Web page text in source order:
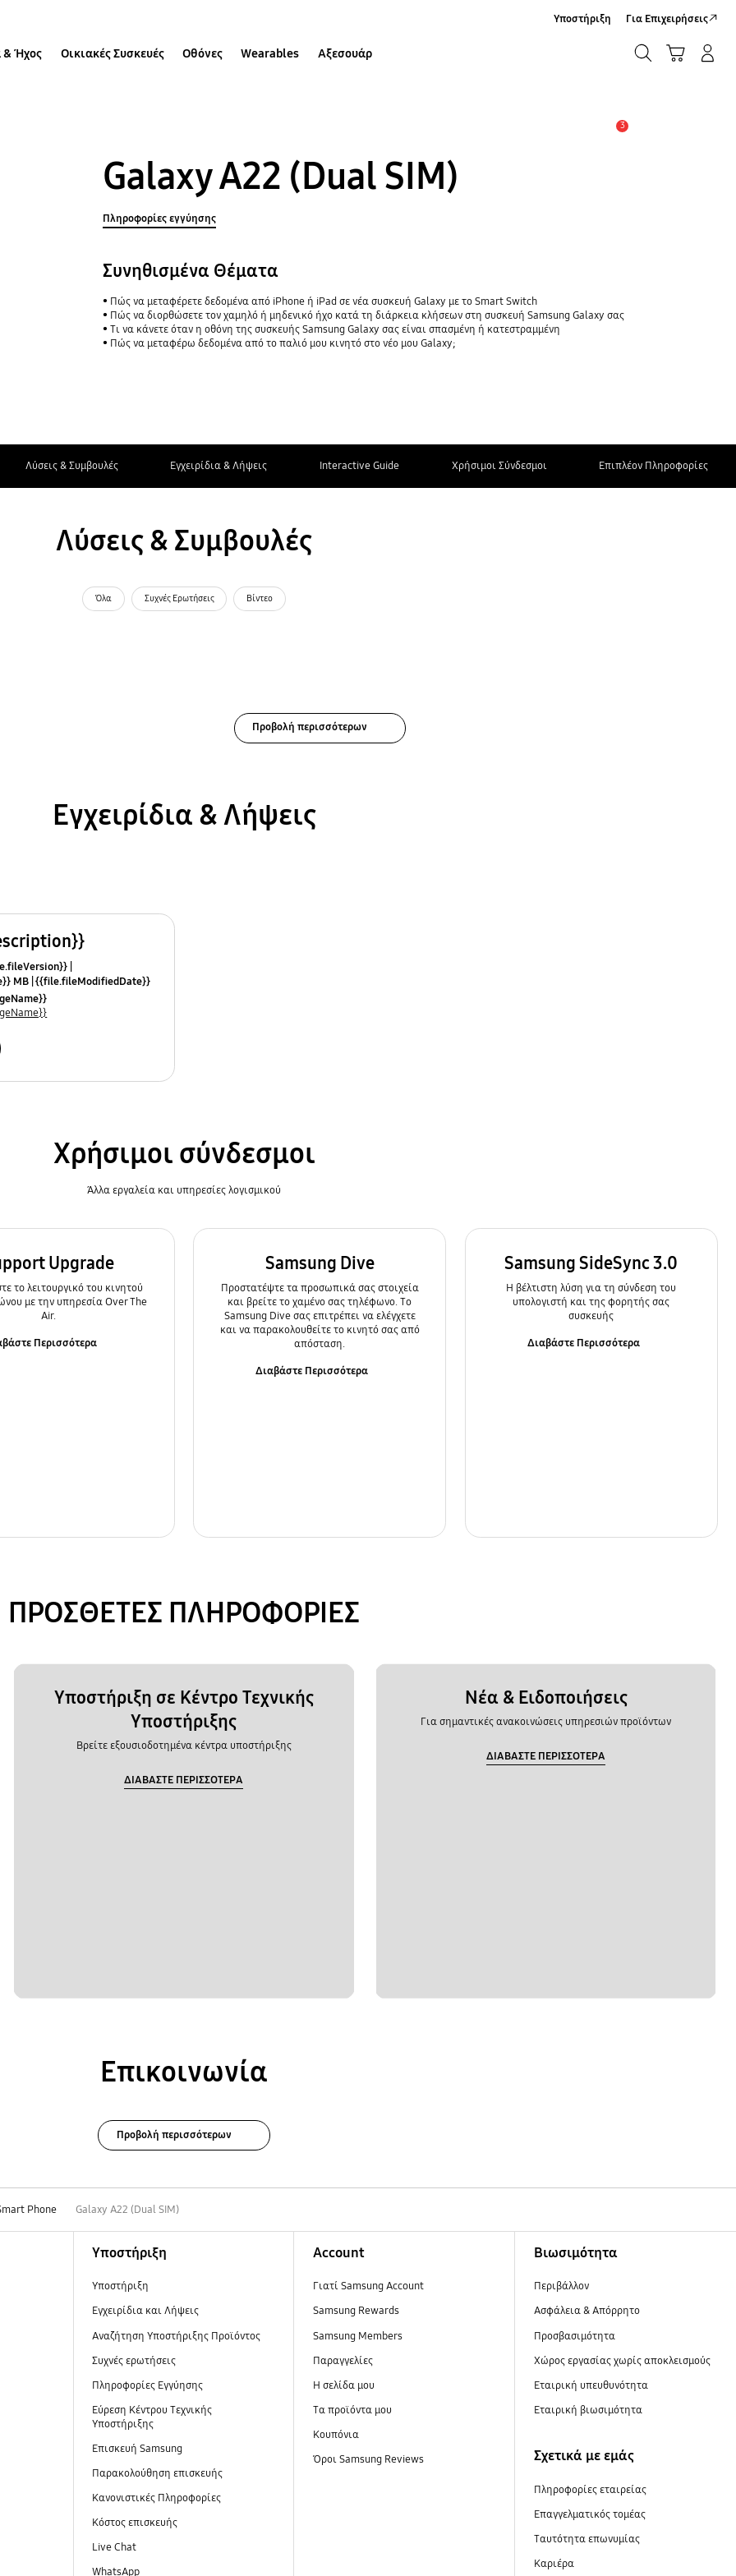
& Ήχος Οικιακές Συσκευές Οθόνες Wearables Αξεσουάρ
Υποστήριξη Για Επιχειρήσεις
3
Galaxy A22 (Dual SIM)
Πληροφορίες εγγύησης
Συνηθισμένα Θέματα
Πώς να μεταφέρετε δεδομένα από iPhone ή iPad σε νέα συσκευή Galaxy με το Smart Switch
Πώς να διορθώσετε τον χαμηλό ή μηδενικό ήχο κατά τη διάρκεια κλήσεων στη συσκευή Samsung Galaxy σας
Τι να κάνετε όταν η οθόνη της συσκευής Samsung Galaxy σας είναι σπασμένη ή κατεστραμμένη
Πώς να μεταφέρω δεδομένα από το παλιό μου κινητό στο νέο μου Galaxy;
Λύσεις & Συμβουλές Εγχειρίδια & Λήψεις Interactive Guide Χρήσιμοι Σύνδεσμοι Επιπλέον Πληροφορίες
Λύσεις & Συμβουλές
Όλα Συχνές Ερωτήσεις Βίντεο
Προβολή περισσότερων
Εγχειρίδια & Λήψεις
MB {{file.fileModifiedDate}}
Χρήσιμοι σύνδεσμοι
Άλλα εργαλεία και υπηρεσίες λογισμικού
Upgrade
τo λειτουργικό του κινητού
με την υπηρεσία Over The
Air.
Περισσότερα
Samsung Dive
Προστατέψτε τα προσωπικά σας στοιχεία
και βρείτε το χαμένο σας τηλέφωνο. Το
Samsung Dive σας επιτρέπει να ελέγχετε
και να παρακολουθείτε το κινητό σας από
απόσταση.
Διαβάστε Περισσότερα
Samsung SideSync 3.0
Η βέλτιστη λύση για τη σύνδεση του
υπολογιστή και της φορητής σας
συσκευής
Διαβάστε Περισσότερα
ΠΡΟΣΘΕΤΕΣ ΠΛΗΡΟΦΟΡΙΕΣ
Υποστήριξη σε Κέντρο Τεχνικής
Υποστήριξης
Βρείτε εξουσιοδοτημένα κέντρα υποστήριξης
ΔΙΑΒΑΣΤΕ ΠΕΡΙΣΣΟΤΕΡΑ
Νέα & Ειδοποιήσεις
Για σημαντικές ανακοινώσεις υπηρεσιών προϊόντων
ΔΙΑΒΑΣΤΕ ΠΕΡΙΣΣΟΤΕΡΑ
Επικοινωνία
Προβολή περισσότερων
Phone Galaxy A22 (Dual SIM)
Υποστήριξη
Υποστήριξη
Εγχειρίδια και Λήψεις
Αναζήτηση Υποστήριξης Προϊόντος
Συχνές ερωτήσεις
Πληροφορίες Εγγύησης
Εύρεση Κέντρου Τεχνικής
Υποστήριξης
Επισκευή Samsung
Παρακολούθηση επισκευής
Κανονιστικές Πληροφορίες
Κόστος επισκευής
Live Chat
WhatsApp
Account
Γιατί Samsung Account
Samsung Rewards
Samsung Members
Παραγγελίες
Η σελίδα μου
Τα προϊόντα μου
Κουπόνια
Όροι Samsung Reviews
Βιωσιμότητα
Περιβάλλον
Ασφάλεια & Απόρρητο
Προσβασιμότητα
Xώρος εργασίας χωρίς αποκλεισμούς
Εταιρική υπευθυνότητα
Εταιρική βιωσιμότητα
Σχετικά με εμάς
Πληροφορίες εταιρείας
Επαγγελματικός τομέας
Ταυτότητα επωνυμίας
Καριέρα